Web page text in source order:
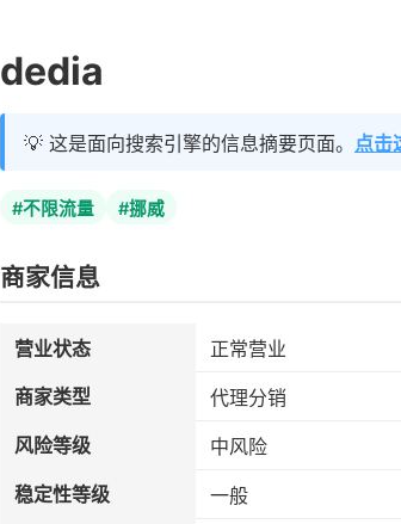
dedia
💡 这是面向搜索引擎的信息摘要页面。 点击
#不限流量 #挪威
商家信息
营业状态
正常营业
商家类型
代理分销
风险等级
中风险
稳定性等级
一般